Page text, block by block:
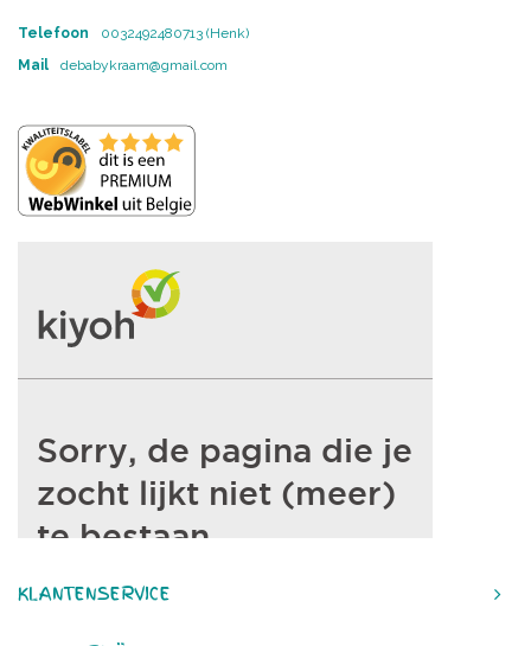
Telefoon
0032492480713 (Henk)
Mail
debabykraam@gmail.com
KLANTENSERVICE